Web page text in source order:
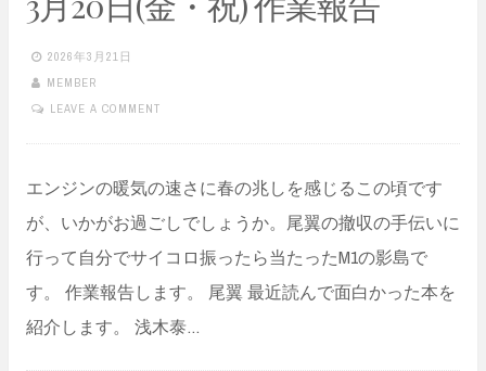
2026年3月21日
MEMBER
LEAVE A COMMENT
エンジンの暖気の速さに春の兆しを感じるこの頃です
が、いかがお過ごしでしょうか。尾翼の撤収の手伝いに
行って自分でサイコロ振ったら当たったM1の影島で
す。 作業報告します。 尾翼 最近読んで面白かった本を
紹介します。 浅木泰…